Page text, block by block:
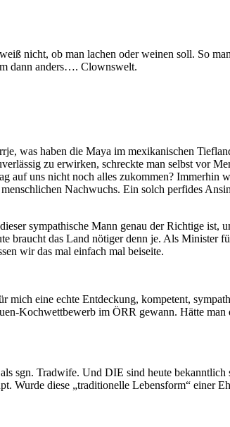
nicht, ob man lachen oder weinen soll. So
dann anders…. Clownswelt.
was haben die Maya im mexikanischen
zu erwirken, schreckte man selbst vor
auf uns nicht noch alles zukommen? Immerhin
Nachwuchs. Ein solch perfides
sympathische Mann genau der Richtige ist,
braucht das Land nötiger denn je. Als Minister
wir das mal einfach mal beiseite.
eine echte Entdeckung, kompetent,
Kochwettbewerb im ÖRR gewann. Hätte
sgn. Tradwife. Und DIE sind heute
Wurde diese „traditionelle Lebensform“ einer